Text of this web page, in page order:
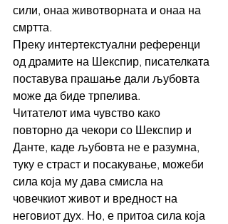
сили, онаа животворната и онаа на
смртта.
Преку интертекстуални референци
од драмите на Шекспир, писателката
поставува прашање дали љубовта
може да биде трпелива.
Читателот има чувство како
повторно да чекори со Шекспир и
Данте, каде љубовта не е разумна,
туку е страст и посакување, можеби
сила која му дава смисла на
човечкиот живот и вредност на
неговиот дух. Но, е притоа сила која